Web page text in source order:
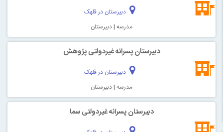
دبیرستان در قلهک
مدرسه |دبیرستان
دبیرستان پسرانه غیردولتی پژوهش
دبیرستان در قلهک
مدرسه |دبیرستان
دبیرستان پسرانه غیردولتی سما